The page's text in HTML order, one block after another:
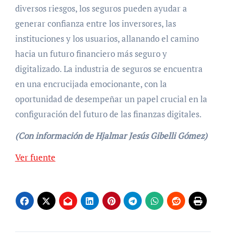
diversos riesgos, los seguros pueden ayudar a
generar confianza entre los inversores, las
instituciones y los usuarios, allanando el camino
hacia un futuro financiero más seguro y
digitalizado. La industria de seguros se encuentra
en una encrucijada emocionante, con la
oportunidad de desempeñar un papel crucial en la
configuración del futuro de las finanzas digitales.
(Con información de Hjalmar Jesús Gibelli Gómez)
Ver fuente